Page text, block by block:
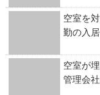
空室を
勤の入
空室が
管理会